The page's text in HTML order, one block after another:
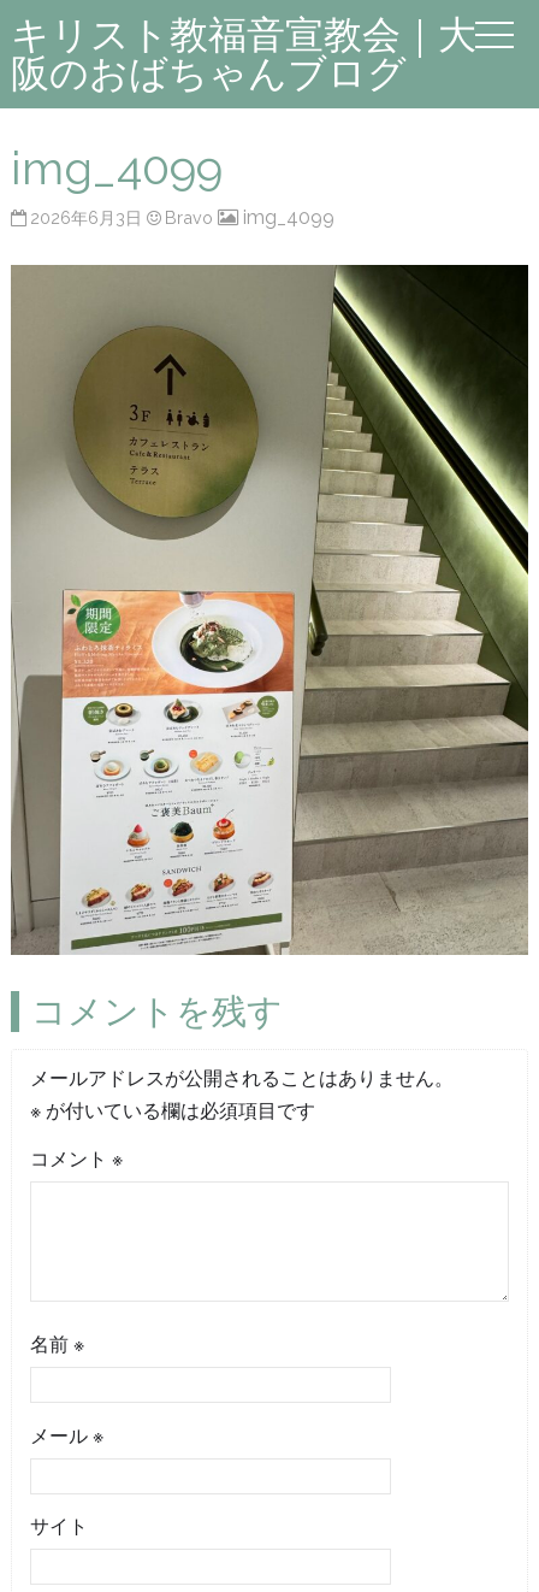
キリスト教福音宣教会｜大
阪のおばちゃんブログ
img_4099
2026年6月3日 Bravo img_4099
コメントを残す
メールアドレスが公開されることはありません。
※が付いている欄は必須項目です
コメント ※
名前 ※
メール ※
サイト